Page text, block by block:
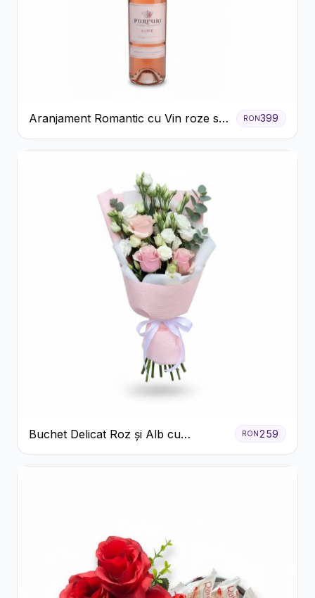
Aranjament Romantic cu Vin roze si
Flori pastel
RON399
Buchet Delicat Roz și Alb cu
Trandafiri și Lisianthus
RON 259